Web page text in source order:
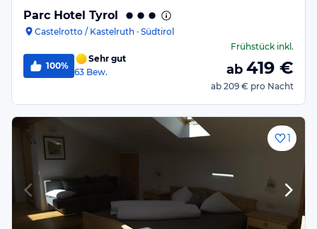
Parc Hotel Tyrol
Castelrotto / Kastelruth · Südtirol
100%
Sehr gut
63 Bew.
Frühstückinkl.
ab 419 €
ab 209 € pro Nacht
1